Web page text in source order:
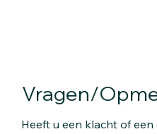
Vragen/
Heeft u een klacht of